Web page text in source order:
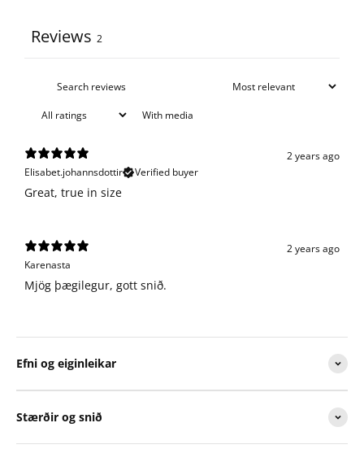
Reviews 2
With media
2 years ago
Elisabet.johannsdottir
Verified buyer
Great, true in size
2 years ago
Karenasta
Mjög þægilegur, gott snið.
Efni og eiginleikar
Stærðir og snið